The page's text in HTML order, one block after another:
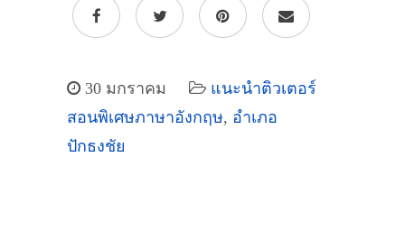
30 มกราคม
แนะนำติวเตอร์
สอนพิเศษภาษาอังกฤษ, อำเภอ
ปักธงชัย